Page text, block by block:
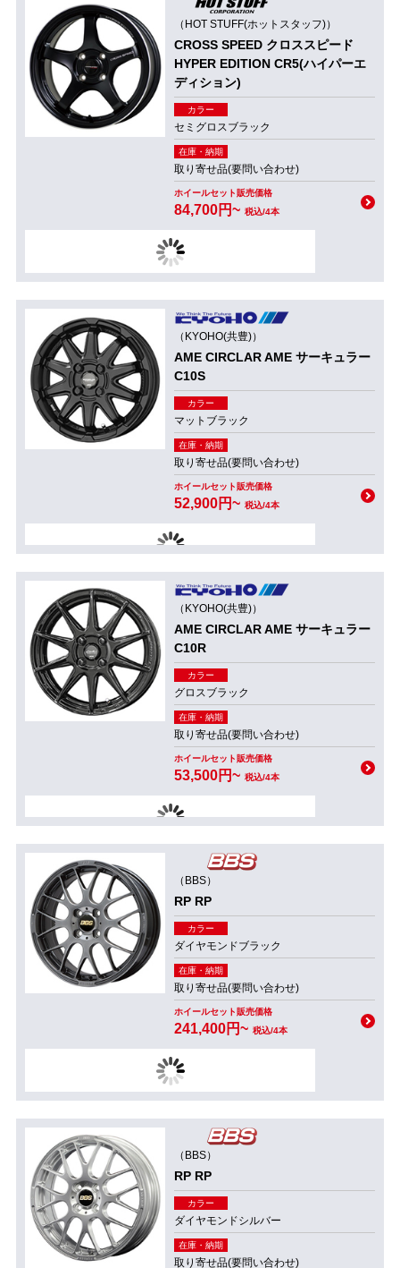
（HOT STUFF(ホットスタッフ)）
CROSS SPEED クロススピード
HYPER EDITION CR5(ハイパーエ
ディション)
カラー
セミグロスブラック
在庫・納期
取り寄せ品(要問い合わせ)
ホイールセット販売価格
84,700円~ 税込/4本
（KYOHO(共豊)）
AME CIRCLAR AME サーキュラー
C10S
カラー
マットブラック
在庫・納期
取り寄せ品(要問い合わせ)
ホイールセット販売価格
52,900円~ 税込/4本
（KYOHO(共豊)）
AME CIRCLAR AME サーキュラー
C10R
カラー
グロスブラック
在庫・納期
取り寄せ品(要問い合わせ)
ホイールセット販売価格
53,500円~ 税込/4本
（BBS）
RP RP
カラー
ダイヤモンドブラック
在庫・納期
取り寄せ品(要問い合わせ)
ホイールセット販売価格
241,400円~ 税込/4本
（BBS）
RP RP
カラー
ダイヤモンドシルバー
在庫・納期
取り寄せ品(要問い合わせ)